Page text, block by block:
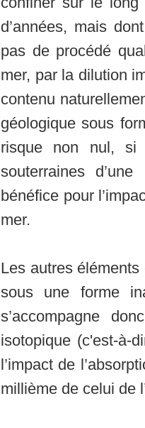
d’années, mais
pas de procédé
mer, par la dilution
contenu
géologique sous
risque non nul, si
souterraines
bénéfice pour
mer.
Les autres
sous une forme
s’accompagne
isotopique (c'est-à-
l’impact de
millième de celui de